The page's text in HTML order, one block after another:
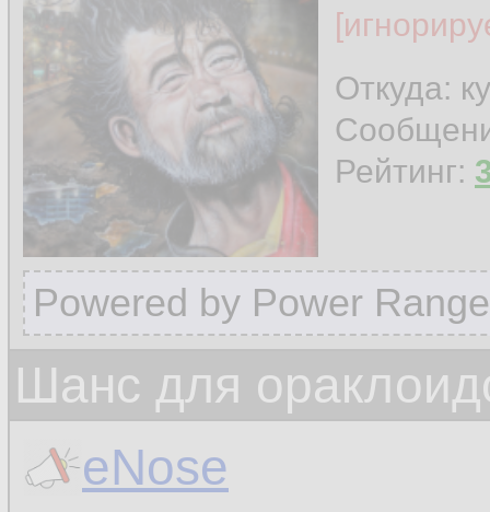
Откуда:
Рейтинг:
Powered by Power
Шанс для
eNose